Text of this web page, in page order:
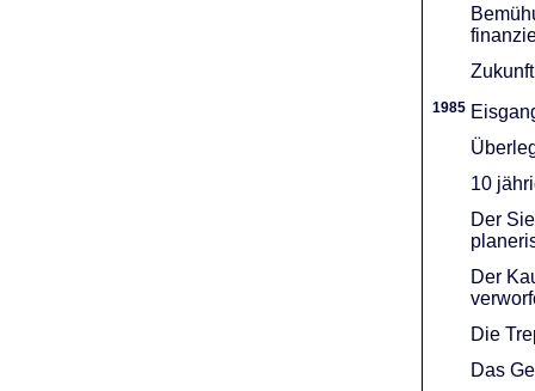
1985
10
Der
Der
Die
Das